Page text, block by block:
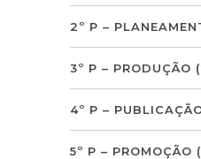
2º P –
3º P – PRODUÇÃO
4º P –
5º P – PROMOÇÃO